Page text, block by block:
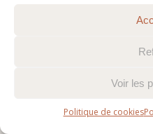
Voir les
Politique de cookies